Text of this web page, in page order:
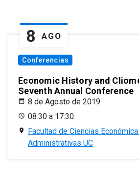
8 AGO
Conferencias
Economic History and
Seventh Annual Conference
8 de Agosto de 2019
08:30 a 17:30
Facultad de Ciencias
Administrativas UC